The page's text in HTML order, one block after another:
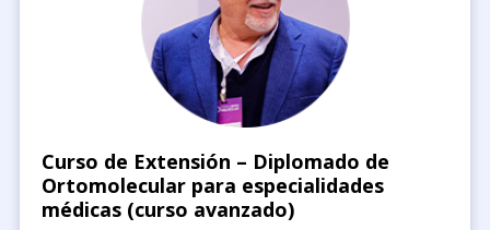
Curso de Extensión – Diplomado de
Ortomolecular para especialidades
médicas (curso avanzado)